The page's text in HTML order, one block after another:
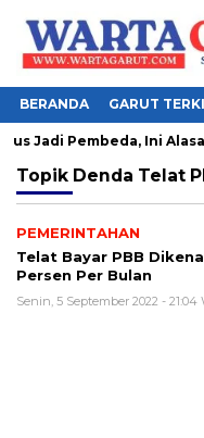
BERANDA GARUT
Jadi Pembeda, Ini
Topik Denda Telat
PEMERINTAHAN
Telat Bayar PBB
Persen Per Bulan
Senin, 5 September 2022 - 21:04